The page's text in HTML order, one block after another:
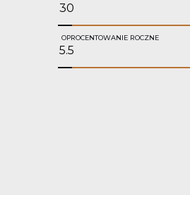
OPROCENTOWANIE ROCZNE